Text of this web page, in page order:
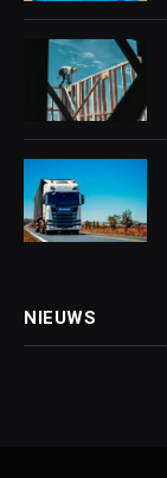
NIEUWS